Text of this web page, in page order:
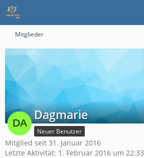
Mitglieder
Dagmarie
Neuer Benutzer
Mitglied seit 31. Januar 2016
Letzte Aktivität: 1. Februar 2016 um 22:33